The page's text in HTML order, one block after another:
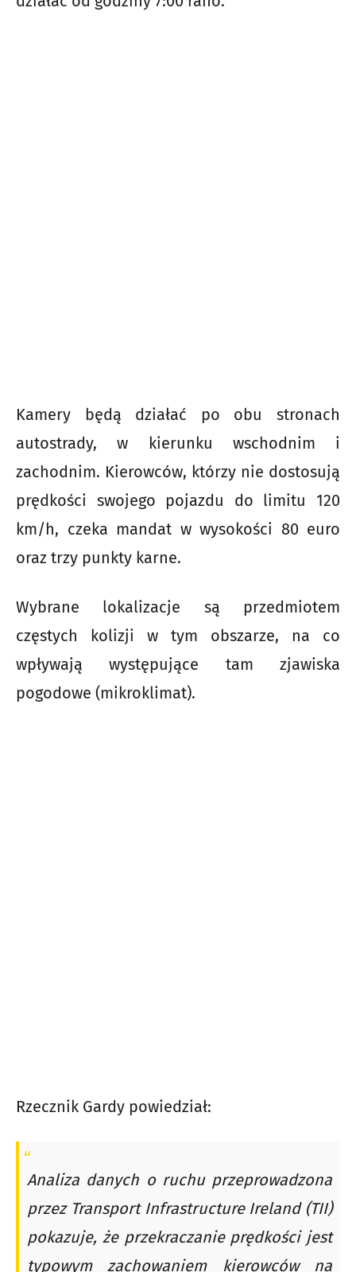
Kamery będą działać po obu stronach
autostrady, w kierunku wschodnim i
zachodnim. Kierowców, którzy nie dostosują
prędkości swojego pojazdu do limitu 120
km/h, czeka mandat w wysokości 80 euro
oraz trzy punkty karne.
Wybrane lokalizacje są przedmiotem
częstych kolizji w tym obszarze, na co
wpływają występujące tam zjawiska
pogodowe (mikroklimat).
Rzecznik Gardy powiedział:
Analiza danych o ruchu przeprowadzona
przez Transport Infrastructure Ireland (TII)
pokazuje, że przekraczanie prędkości jest
typowym zachowaniem kierowców na